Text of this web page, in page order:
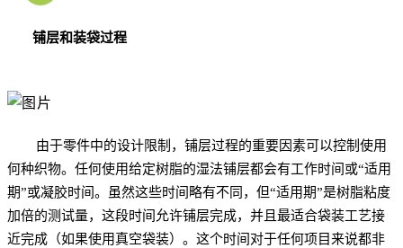
铺层和装袋过程
由于零件中的设计限制，铺层过程的重要因素可以控制使用
何种织物。任何使用给定树脂的湿法铺层都会有工作时间或“适用
期”或凝胶时间。虽然这些时间略有不同，但“适用期”是树脂粘度
加倍的测试量，这段时间允许铺层完成，并且最适合袋装工艺接
近完成（如果使用真空袋装）。这个时间对于任何项目来说都非